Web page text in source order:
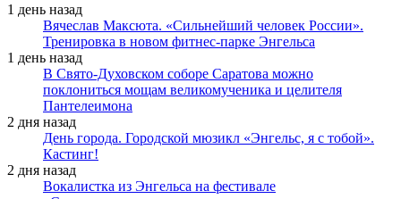
1 день назад
Вячеслав Максюта. «Сильнейший человек России».
Тренировка в новом фитнес-парке Энгельса
1 день назад
В Свято-Духовском соборе Саратова можно
поклониться мощам великомученика и целителя
Пантелеимона
2 дня назад
День города. Городской мюзикл «Энгельс, я с тобой».
Кастинг!
2 дня назад
Вокалистка из Энгельса на фестивале